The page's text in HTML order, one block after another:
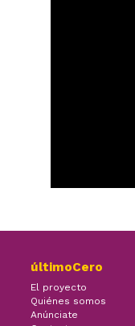
últimoCero
El proyecto
Quiénes somos
Anúnciate